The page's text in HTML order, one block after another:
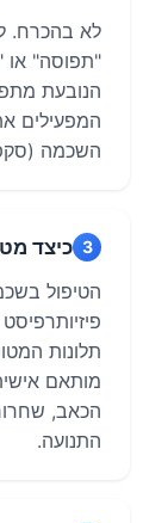
לא בהכרח.
"תפוסה" או
הנובעת
המפעילים
השכמה
3 כיצד
הטיפול
תלונות
מותאם
הכאב,
התנועה.